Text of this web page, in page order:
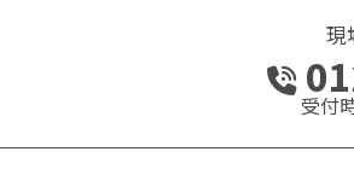
現
受付